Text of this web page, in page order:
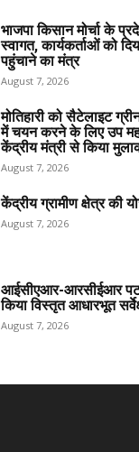
भाजपा किसान मोर्चा के
स्वागत, कार्यकर्ताओं को
पहुंचाने का मंत्र
August 7, 2026
मोतिहारी को सैटेलाइट
में चयन करने के लिए उप
केंद्रीय मंत्री से किया
August 7, 2026
केंद्रीय ग्रामीण क्षेत्र की
August 7, 2026
आईसीएआर-आरसीईआर
किया विस्तृत आधारभूत
August 7, 2026